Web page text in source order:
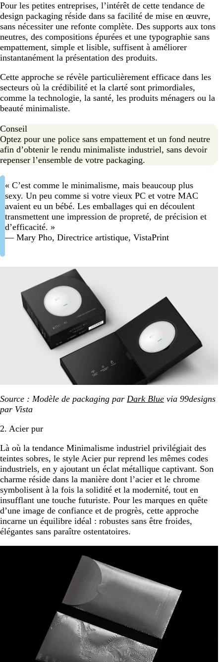
Pour les petites entreprises, l’intérêt de cette tendance de
design packaging réside dans sa facilité de mise en œuvre,
sans nécessiter une refonte complète. Des supports aux tons
neutres, des compositions épurées et une typographie sans
empattement, simple et lisible, suffisent à améliorer
instantanément la présentation des produits.
Cette approche se révèle particulièrement efficace dans les
secteurs où la crédibilité et la clarté sont primordiales,
comme la technologie, la santé, les produits ménagers ou la
beauté minimaliste.
Conseil
Optez pour une police sans empattement et un fond neutre
afin d’obtenir le rendu minimaliste industriel, sans devoir
repenser l’ensemble de votre packaging.
« C’est comme le minimalisme, mais beaucoup plus
sexy. Un peu comme si votre vieux PC et votre MAC
avaient eu un bébé. Les emballages qui en découlent
transmettent une impression de propreté, de précision et
d’efficacité. »
— Mary Pho, Directrice artistique, VistaPrint
Source : Modèle de packaging par Dark Blue via 99designs
par Vista
2. Acier pur
Là où la tendance Minimalisme industriel privilégiait des
teintes sobres, le style Acier pur reprend les mêmes codes
industriels, en y ajoutant un éclat métallique captivant. Son
charme réside dans la manière dont l’acier et le chrome
symbolisent à la fois la solidité et la modernité, tout en
insufflant une touche futuriste. Pour les marques en quête
d’une image de confiance et de progrès, cette approche
incarne un équilibre idéal : robustes sans être froides,
élégantes sans paraître ostentatoires.